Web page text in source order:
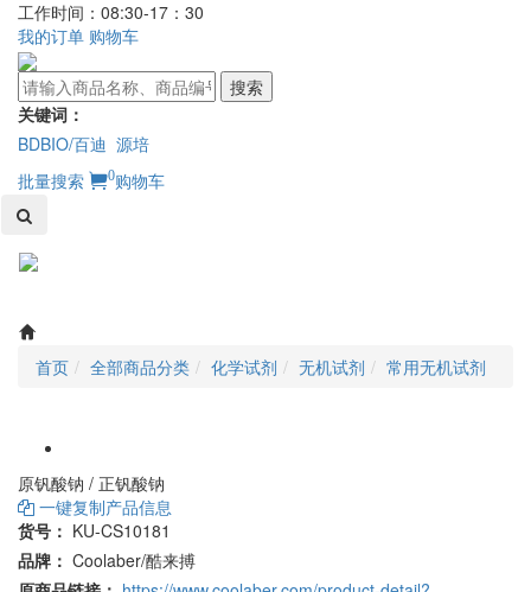
工作时间：08:30-17：30
我的订单 购物车
搜索
关键词：
BDBIO/百迪 源培
批量搜索
0购物车
首页 全部商品分类 化学试剂 无机试剂 常用无机试剂
原钒酸钠 / 正钒酸钠
一键复制产品信息
货号： KU-CS10181
品牌： Coolaber/酷来搏